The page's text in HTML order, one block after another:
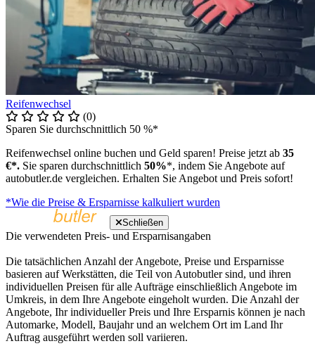
Reifenwechsel
(0)
Sparen Sie durchschnittlich 50 %*
Reifenwechsel online buchen und Geld sparen! Preise jetzt ab 35
€*. Sie sparen durchschnittlich 50%*, indem Sie Angebote auf
autobutler.de vergleichen. Erhalten Sie Angebot und Preis sofort!
*Wie die Preise & Ersparnisse kalkuliert wurden
Schließen
Die verwendeten Preis- und Ersparnisangaben
Die tatsächlichen Anzahl der Angebote, Preise und Ersparnisse
basieren auf Werkstätten, die Teil von Autobutler sind, und ihren
individuellen Preisen für alle Aufträge einschließlich Angebote im
Umkreis, in dem Ihre Angebote eingeholt wurden. Die Anzahl der
Angebote, Ihr individueller Preis und Ihre Ersparnis können je nach
Automarke, Modell, Baujahr und an welchem Ort im Land Ihr
Auftrag ausgeführt werden soll variieren.